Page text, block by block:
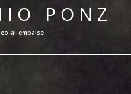
PONZ
al-embalse